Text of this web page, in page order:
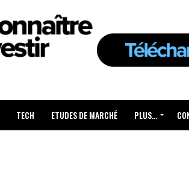
TECH ETUDES DE MARCHÉ PLUS…